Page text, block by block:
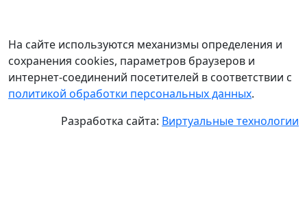
На сайте используются механизмы определения и
сохранения cookies, параметров браузеров и
интернет-соединений посетителей в соответствии с
политикой обработки персональных данных.
Разработка сайта: Виртуальные технологии